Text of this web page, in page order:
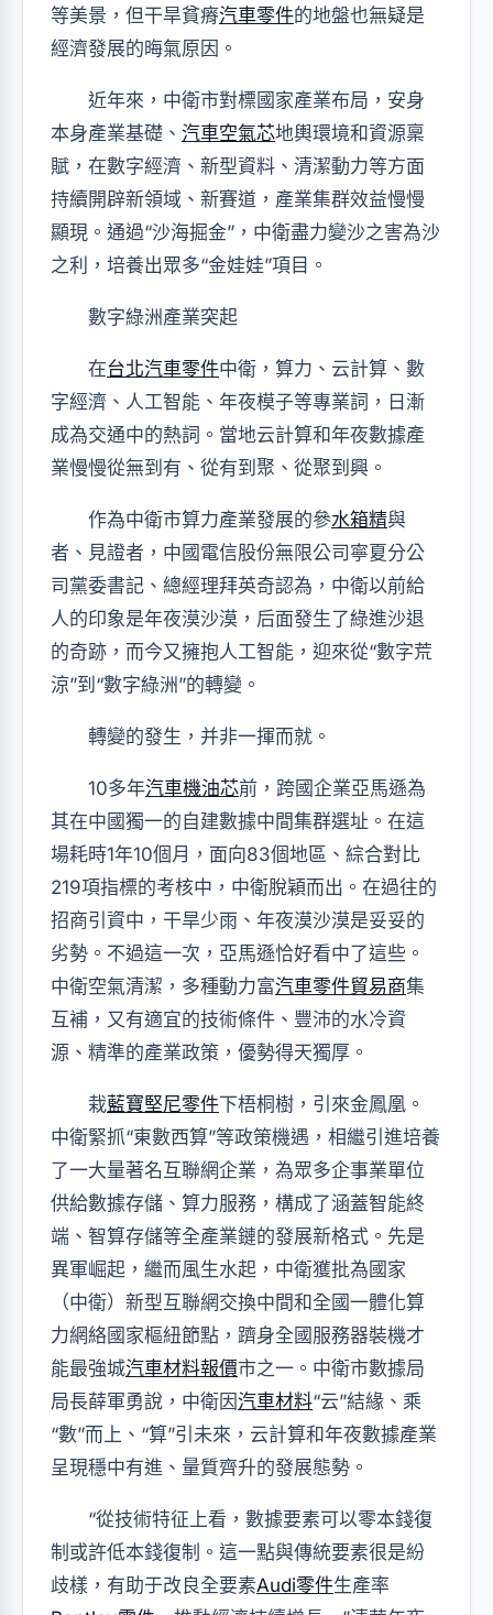
等美景，但干旱貧瘠汽車零件的地盤也無疑是
經濟發展的晦氣原因。
近年來，中衛市對標國家產業布局，安身
本身產業基礎、 汽車空氣芯地輿環境和資源稟
賦，在數字經濟、新型資料、清潔動力等方面
持續開辟新領域、新賽道，產業集群效益慢慢
顯現。通過“沙海掘金”，中衛盡力變沙之害為沙
之利，培養出眾多“金娃娃”項目。
數字綠洲產業突起
在台北汽車零件中衛，算力、云計算、數
字經濟、人工智能、年夜模子等專業詞，日漸
成為交通中的熱詞。當地云計算和年夜數據產
業慢慢從無到有、從有到聚、從聚到興。
作為中衛市算力產業發展的參水箱精與
者、見證者，中國電信股份無限公司寧夏分公
司黨委書記、總經理拜英奇認為，中衛以前給
人的印象是年夜漠沙漠，后面發生了綠進沙退
的奇跡，而今又擁抱人工智能，迎來從“數字荒
涼”到“數字綠洲”的轉變。
轉變的發生，并非一揮而就。
10多年汽車機油芯前，跨國企業亞馬遜為
其在中國獨一的自建數據中間集群選址。在這
場耗時1年10個月，面向83個地區、綜合對比
219項指標的考核中，中衛脫穎而出。在過往的
招商引資中，干旱少雨、年夜漠沙漠是妥妥的
劣勢。不過這一次，亞馬遜恰好看中了這些。
中衛空氣清潔，多種動力富汽車零件貿易商集
互補，又有適宜的技術條件、豐沛的水冷資
源、精準的產業政策，優勢得天獨厚。
栽藍寶堅尼零件下梧桐樹，引來金鳳凰。
中衛緊抓“東數西算”等政策機遇，相繼引進培養
了一大量著名互聯網企業，為眾多企事業單位
供給數據存儲、算力服務，構成了涵蓋智能終
端、智算存儲等全產業鏈的發展新格式。先是
異軍崛起，繼而風生水起，中衛獲批為國家
（中衛）新型互聯網交換中間和全國一體化算
力網絡國家樞紐節點，躋身全國服務器裝機才
能最強城汽車材料報價市之一。中衛市數據局
局長薛軍勇說，中衛因汽車材料“云”結緣、乘
“數”而上、“算”引未來，云計算和年夜數據產業
呈現穩中有進、量質齊升的發展態勢。
“從技術特征上看，數據要素可以零本錢復
制或許低本錢復制。這一點與傳統要素很是紛
歧樣，有助于改良全要素Audi零件生產率